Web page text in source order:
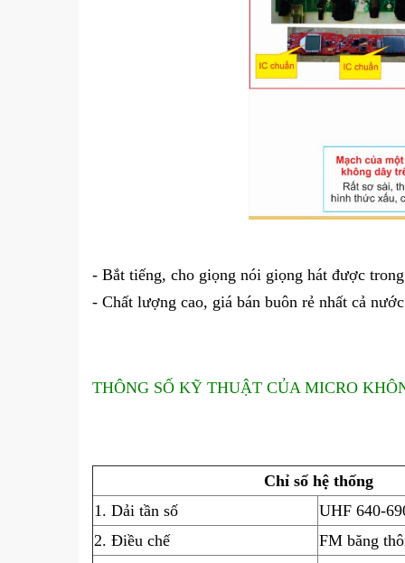
- Bắt tiếng, cho giọng nói giọng hát được
- Chất lượng cao, giá bán buôn rẻ nhất cả nước
THÔNG SỐ KỸ THUẬT CỦA MICRO
Chỉ số hệ thống
1. Dải tần số
UHF 640-
2. Điều chế
FM băng